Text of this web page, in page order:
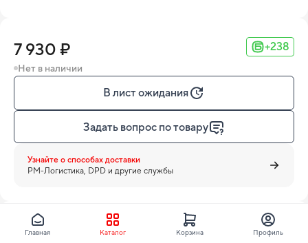
7 930 ₽ +238
Нет в наличии
В лист ожидания
Задать вопрос по товару
Узнайте о способах доставки
PM-Логистика, DPD и другие службы
Neo Dental Chemical
Главная Каталог Корзина Профиль